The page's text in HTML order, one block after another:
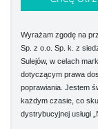
Wyrażam zgodę na
Sp. z o.o. Sp. k. z
Sulejów, w celach
dotyczącym prawa
poprawiania. Jestem
każdym czasie, co
dystrybucyjnej usługi